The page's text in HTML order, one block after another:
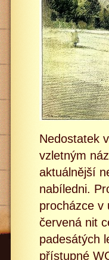
Nedostatek
vzletným
aktuálnější
nabíledni.
procházce v
červená nit
padesátých
přístupné